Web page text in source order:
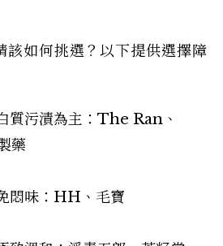
該如何挑選？以下提供選擇障
質污漬為主：The Ran、
藥
悶味：HH、毛寶